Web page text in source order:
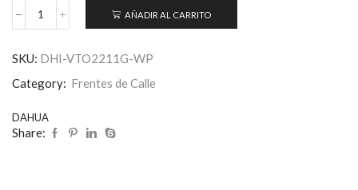
AÑADIR AL CARRITO
SKU: DHI-VTO2211G-WP
Category: Frentes de Calle
DAHUA
Share: